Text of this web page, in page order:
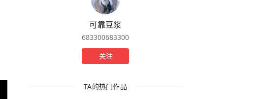
可靠豆浆
683300683300
关注
TA的热门作品